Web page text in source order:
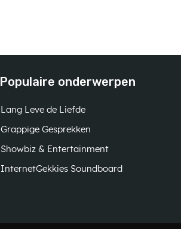
Populaire onderwerpen
Lang Leve de Liefde
Grappige Gesprekken
Showbiz & Entertainment
InternetGekkies Soundboard